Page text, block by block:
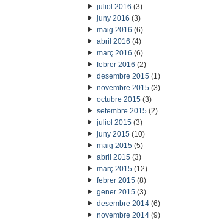
juliol 2016 (3)
juny 2016 (3)
maig 2016 (6)
abril 2016 (4)
març 2016 (6)
febrer 2016 (2)
desembre 2015(1)
novembre 2015(3)
octubre 2015(3)
setembre 2015(2)
juliol 2015(3)
juny 2015(10)
maig 2015(5)
abril 2015(3)
març 2015(12)
febrer 2015(8)
gener 2015(3)
desembre 2014(6)
novembre 2014(9)